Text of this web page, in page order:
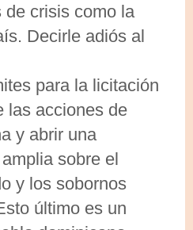
de crisis como la
Decirle adiós al
para la licitación
las acciones de
y abrir una
sobre el
y los sobornos
último es un